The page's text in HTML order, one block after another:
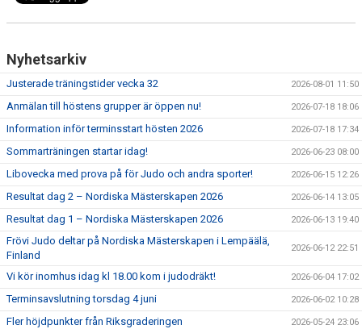
Nyhetsarkiv
Justerade träningstider vecka 32 2026-08-01 11:50
Anmälan till höstens grupper är öppen nu! 2026-07-18 18:06
Information inför terminsstart hösten 2026 2026-07-18 17:34
Sommarträningen startar idag! 2026-06-23 08:00
Libovecka med prova på för Judo och andra sporter! 2026-06-15 12:26
Resultat dag 2 – Nordiska Mästerskapen 2026 2026-06-14 13:05
Resultat dag 1 – Nordiska Mästerskapen 2026 2026-06-13 19:40
Frövi Judo deltar på Nordiska Mästerskapen i Lempäälä,
Finland
2026-06-12 22:51
Vi kör inomhus idag kl 18.00 kom i judodräkt! 2026-06-04 17:02
Terminsavslutning torsdag 4 juni 2026-06-02 10:28
Fler höjdpunkter från Riksgraderingen 2026-05-24 23:06